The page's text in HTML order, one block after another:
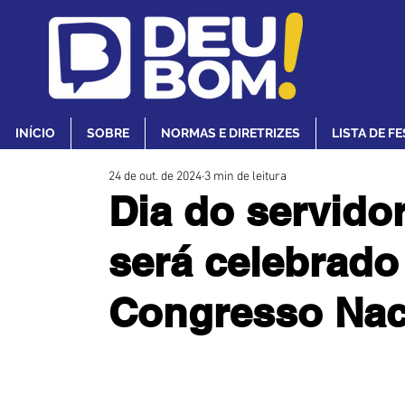
INÍCIO SOBRE NORMAS E DIRETRIZES LISTA DE
Dia do
será
Congresso
24 de out. de 2024 3 min de leitura